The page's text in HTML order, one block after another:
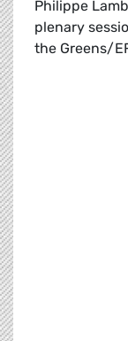
Philippe
plenary
the Greens/